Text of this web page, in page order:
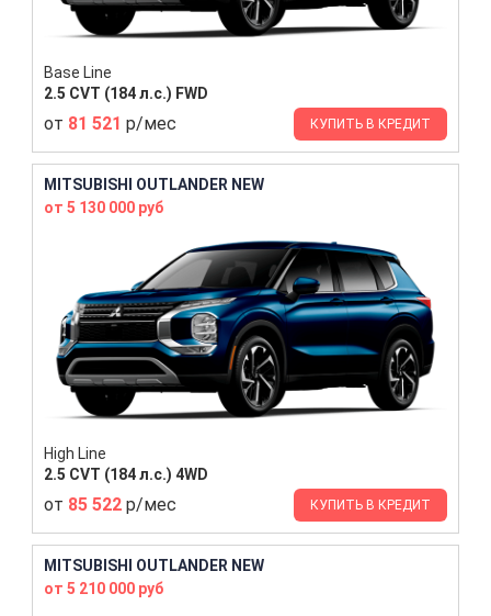
Base Line
2.5 CVT (184 л.с.) FWD
от 81 521 р/мес КУПИТЬ В КРЕДИТ
MITSUBISHI OUTLANDER NEW
от 5 130 000 руб
High Line
2.5 CVT (184 л.с.) 4WD
от 85 522 р/мес КУПИТЬ В КРЕДИТ
MITSUBISHI OUTLANDER NEW
от 5 210 000 руб